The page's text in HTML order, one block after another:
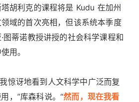
胡利克的课程将是 Kudu 在加州
域的首次亮相，但该系统本季度
图蒂诺教授讲授的社会科学课程和
用。
惊讶地看到人文科学中广泛而复
，”库森科说。“然而，现在我看